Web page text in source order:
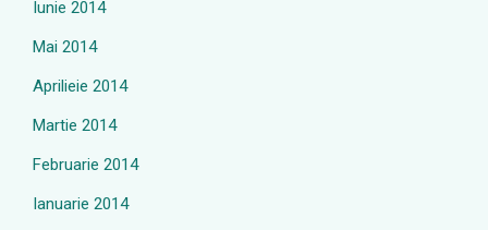
Iunie 2014
Mai 2014
Aprilieie 2014
Martie 2014
Februarie 2014
Ianuarie 2014